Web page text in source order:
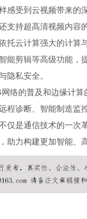
感受到云视频带来的
支持超高清视频内容
托云计算强大的计算
能剪辑等高级功能，
隐私安全。
络的普及和边缘计
程诊断、智能制造监
仅是通信技术的一次
助力构建更加智能、